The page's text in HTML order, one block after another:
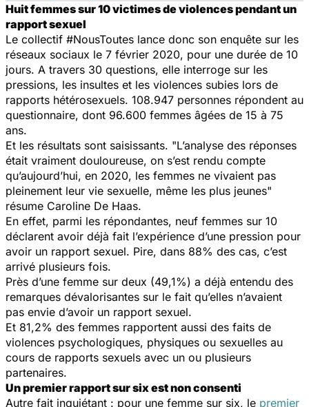
Huit femmes sur 10 victimes de violences pendant un
rapport sexuel
Le collectif #NousToutes lance donc son enquête sur les
réseaux sociaux le 7 février 2020, pour une durée de 10
jours. A travers 30 questions, elle interroge sur les
pressions, les insultes et les violences subies lors de
rapports hétérosexuels. 108.947 personnes répondent au
questionnaire, dont 96.600 femmes âgées de 15 à 75
ans.
Et les résultats sont saisissants. "L’analyse des réponses
était vraiment douloureuse, on s’est rendu compte
qu’aujourd’hui, en 2020, les femmes ne vivaient pas
pleinement leur vie sexuelle, même les plus jeunes"
résume Caroline De Haas.
En effet, parmi les répondantes, neuf femmes sur 10
déclarent avoir déjà fait l’expérience d’une pression pour
avoir un rapport sexuel. Pire, dans 88% des cas, c’est
arrivé plusieurs fois.
Près d’une femme sur deux (49,1%) a déjà entendu des
remarques dévalorisantes sur le fait qu’elles n’avaient
pas envie d’avoir un rapport sexuel.
Et 81,2% des femmes rapportent aussi des faits de
violences psychologiques, physiques ou sexuelles au
cours de rapports sexuels avec un ou plusieurs
partenaires.
Un premier rapport sur six est non consenti
Autre fait inquiétant : pour une femme sur six, le premier